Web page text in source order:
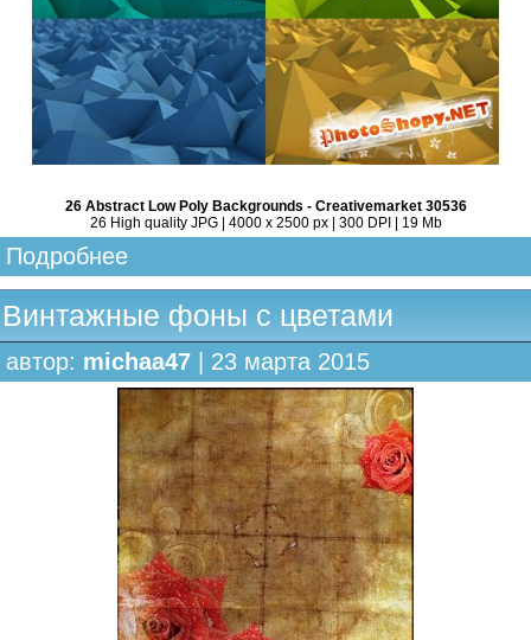
26 Abstract Low Poly Backgrounds - Creativemarket 30536
26 High quality JPG | 4000 x 2500 px | 300 DPI | 19 Mb
Подробнее
Винтажные фоны с цветами
автор: michaa47 | 23 марта 2015